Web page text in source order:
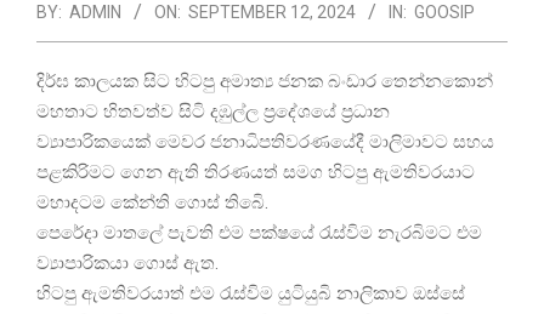
BY: ADMIN ON: SEPTEMBER 12, 2024 IN: GOOSIP
දිර්ඝ කාලයක සිට හිටපු අමාත්‍ය ජනක බංඩාර තෙන්නකොන්
මහතාට හිතවත්ව සිටි දඹුල්ල ප්‍රදේශයේ ප්‍රධාන
ව්‍යාපාරිකයෙක් මෙවර ජනාධිපතිවරණයේදී මාලිමාවට සහය
පළකිරිමට ගෙන ඇති තිරණයත් සමග හිටපු ඇමතිවරයාට
මහාදටම කේන්ති ගොස් තිබෙි.
පෙරේදා මාතලේ පැවති එම පක්ෂයේ රැස්විම නැරබිමට එම
ව්‍යාපාරිකයා ගොස් ඇත.
හිටපු ඇමතිවරයාත් එම රැස්විම යුටියුබි නාලිකාව ඔස්සේ